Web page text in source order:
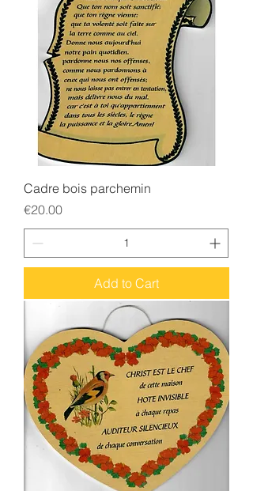
Cadre bois parchemin
Price
€20.00
Add to Cart